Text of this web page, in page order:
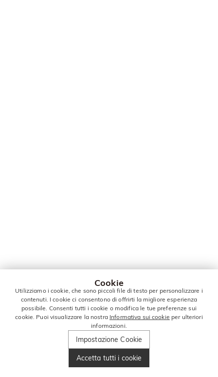
Cookie
Utilizziamo i cookie, che sono piccoli file di testo per personalizzare i
contenuti. I cookie ci consentono di offrirti la migliore esperienza
possibile. Consenti tutti i cookie o modifica le tue preferenze sui
cookie. Puoi visualizzare la nostra Informativa sui cookie per ulteriori
informazioni.
Impostazione Cookie
Accetta tutti i cookie